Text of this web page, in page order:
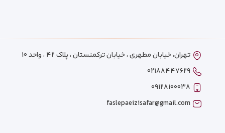
تهران، خیابان مطهری ، خیابان ترکمنستان ، پلاک ۴۲ ، واحد ۱۰
۰۲۱۸۸۴۴۷۶۲۹
۰۹۱۲۸۱۰۰۰۳۸
faslepaeizisafar@gmail.com